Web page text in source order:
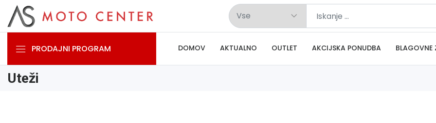
PRODAJNI PROGRAM DOMOV AKTUALNO OUTLET AKCIJSKA PONUDBA BLAGOVNE
Uteži